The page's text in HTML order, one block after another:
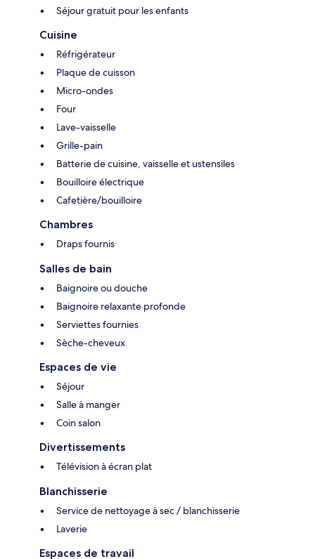
Séjour gratuit pour les enfants
Cuisine
Réfrigérateur
Plaque de cuisson
Micro-ondes
Four
Lave-vaisselle
Grille-pain
Batterie de cuisine, vaisselle et ustensiles
Bouilloire électrique
Cafetière/bouilloire
Chambres
Draps fournis
Salles de bain
Baignoire ou douche
Baignoire relaxante profonde
Serviettes fournies
Sèche-cheveux
Espaces de vie
Séjour
Salle à manger
Coin salon
Divertissements
Télévision à écran plat
Blanchisserie
Service de nettoyage à sec / blanchisserie
Laverie
Espaces de travail